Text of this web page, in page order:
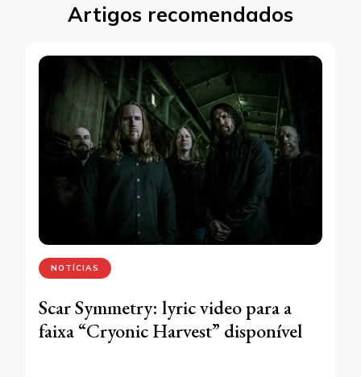
Artigos recomendados
NOTÍCIAS
Scar Symmetry: lyric video para a
faixa “Cryonic Harvest” disponível